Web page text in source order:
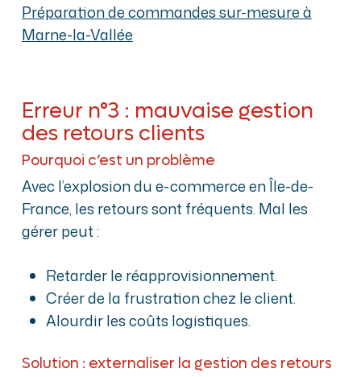
Préparation de commandes sur-mesure à
Marne-la-Vallée
Erreur n°3 : mauvaise gestion
des retours clients
Pourquoi c’est un problème
Avec l’explosion du e-commerce en Île-de-
France, les retours sont fréquents. Mal les
gérer peut :
Retarder le réapprovisionnement.
Créer de la frustration chez le client.
Alourdir les coûts logistiques.
Solution : externaliser la gestion des retours